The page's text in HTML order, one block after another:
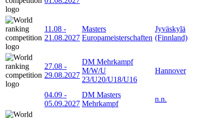
11.08 -
21.08.2027
Masters
Europameisterschaften
Jyväskylä
(Finnland)
27.08 -
29.08.2027
DM Mehrkampf
M/W/U
23/U20/U18/U16
Hannover
04.09 -
05.09.2027
DM Masters
Mehrkampf
n.n.